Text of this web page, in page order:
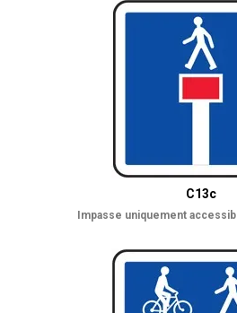
C13c
Impasse uniquement